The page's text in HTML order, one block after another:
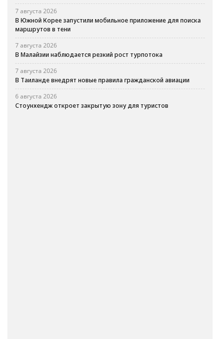
7 августа 2026
В Южной Корее запустили мобильное приложение для поиска
маршрутов в тени
7 августа 2026
В Малайзии наблюдается резкий рост турпотока
7 августа 2026
В Таиланде внедрят новые правила гражданской авиации
6 августа 2026
Стоунхендж откроет закрытую зону для туристов